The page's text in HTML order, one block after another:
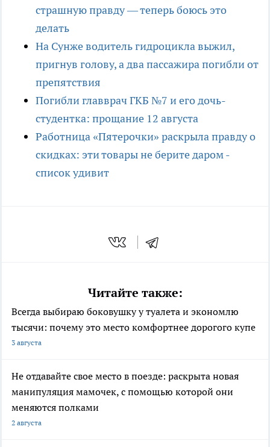
страшную правду — теперь боюсь это
делать
На Сунже водитель гидроцикла выжил,
пригнув голову, а два пассажира погибли от
препятствия
Погибли главврач ГКБ №7 и его дочь-
студентка: прощание 12 августа
Работница «Пятерочки» раскрыла правду о
скидках: эти товары не берите даром -
список удивит
Читайте также:
Всегда выбираю боковушку у туалета и экономлю
тысячи: почему это место комфортнее дорогого купе
3 августа
Не отдавайте свое место в поезде: раскрыта новая
манипуляция мамочек, с помощью которой они
меняются полками
2 августа